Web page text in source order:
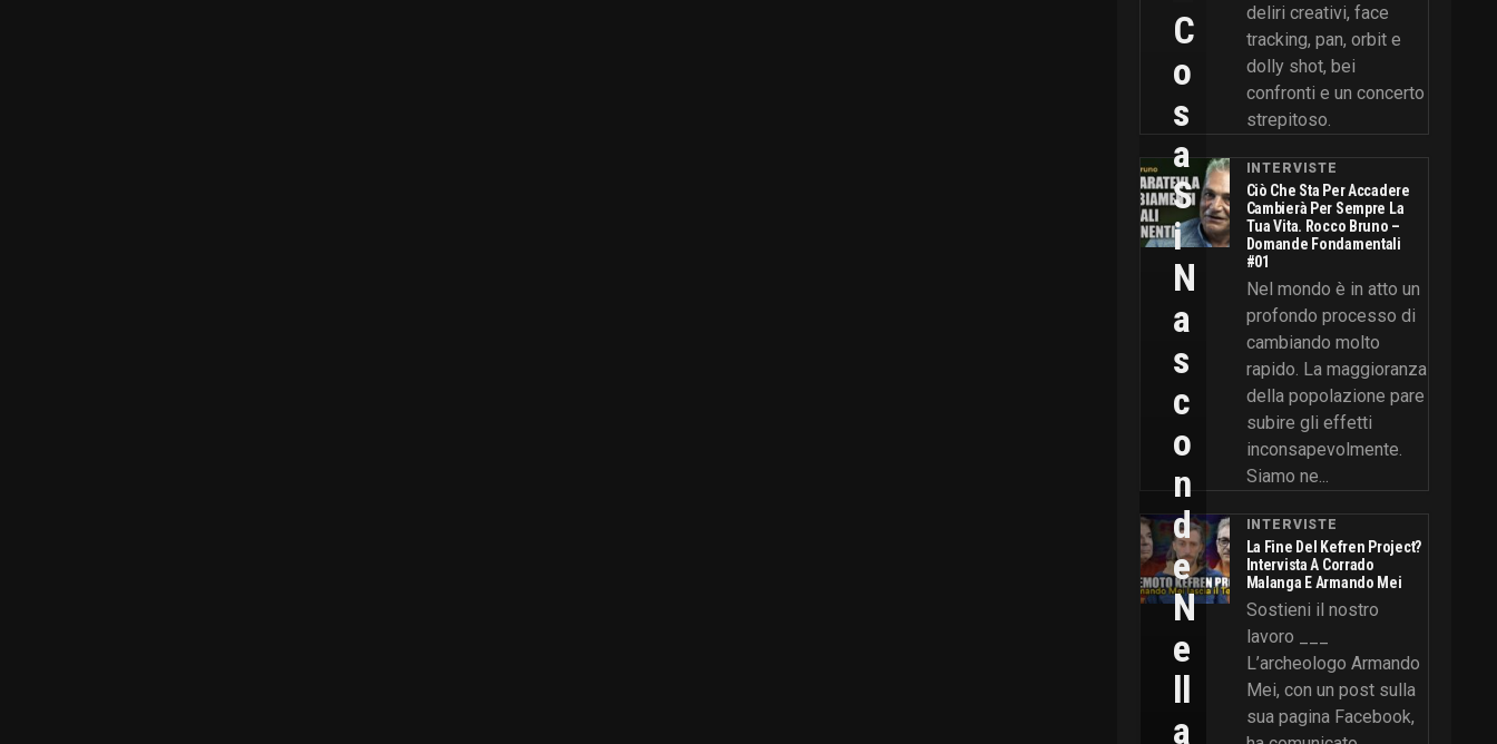
deliri creativi, face
tracking, pan, orbit e
dolly shot, bei
confronti e un concerto
strepitoso.
INTERVISTE
Ciò Che Sta Per Accadere
Cambierà Per Sempre La
Tua Vita. Rocco Bruno –
Domande Fondamentali
#01
Nel mondo è in atto un
profondo processo di
cambiando molto
rapido. La maggioranza
della popolazione pare
subire gli effetti
inconsapevolmente.
Siamo ne...
INTERVISTE
La Fine Del Kefren Project?
Intervista A Corrado
Malanga E Armando Mei
Sostieni il nostro
lavoro ___
L’archeologo Armando
Mei, con un post sulla
sua pagina Facebook,
C
O
S
A
S
I
N
A
S
C
O
N
D
E
N
E
Ll
A